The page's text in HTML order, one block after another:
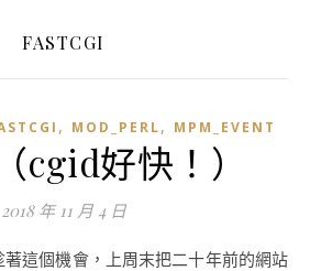
FASTCGI
, MOD_PERL, MPM_EVENT
cgid好快！）
2018 年 11 月 4 日